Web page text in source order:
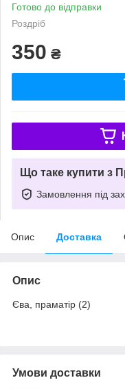
Готово до відправки
Роздріб
350 ₴
Що таке купити з
Замовлення під
Опис Доставка
Опис
Єва, праматір (2)
Умови доставки